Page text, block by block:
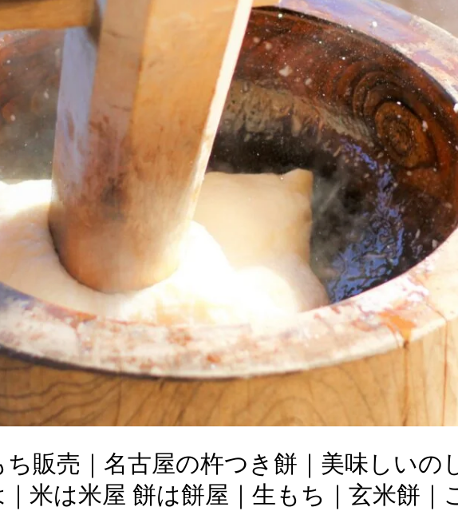
販売｜名古屋の杵つき餅｜美味しいの
｜米は米屋 餅は餅屋｜生もち｜玄米餅｜